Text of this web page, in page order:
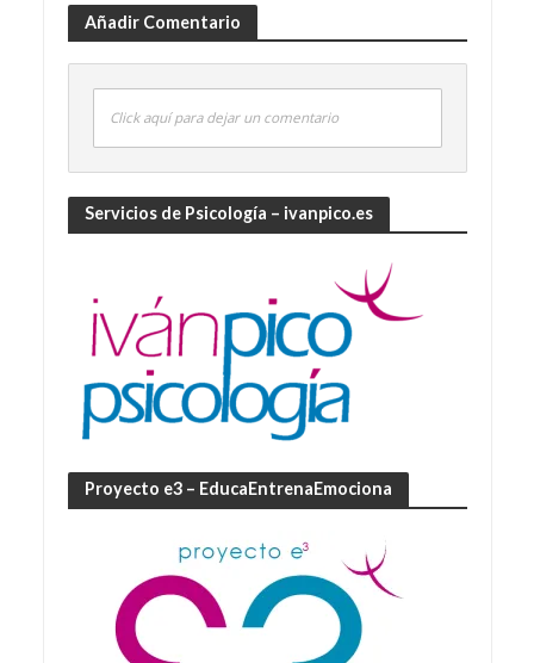
Añadir Comentario
Click aquí para dejar un comentario
Servicios de Psicología – ivanpico.es
Proyecto e3 – EducaEntrenaEmociona